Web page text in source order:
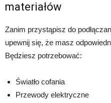
materiałów
Zanim przystąpisz do
upewnij się, że masz
Będziesz potrzebować:
Światło cofania
Przewody elektryczne